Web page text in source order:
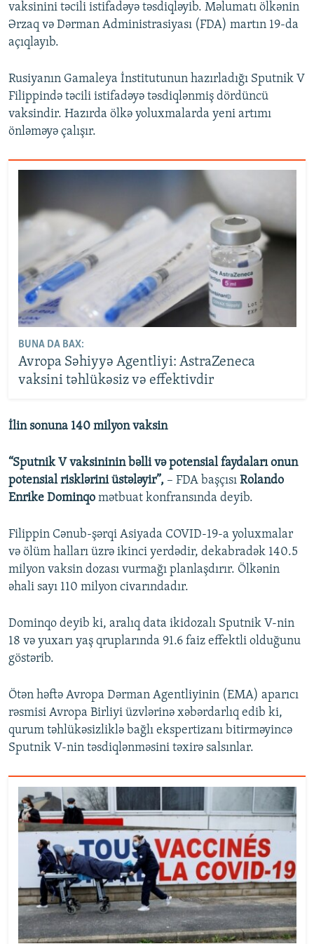
vaksinini təcili istifadəyə təsdiqləyib. Məlumatı ölkənin
Ərzaq və Dərman Administrasiyası (FDA) martın 19-da
açıqlayıb.
Rusiyanın Gamaleya İnstitutunun hazırladığı Sputnik V
Filippində təcili istifadəyə təsdiqlənmiş dördüncü
vaksindir. Hazırda ölkə yoluxmalarda yeni artımı
önləməyə çalışır.
BUNA DA BAX:
Avropa Səhiyyə Agentliyi: AstraZeneca
vaksini təhlükəsiz və effektivdir
İlin sonuna 140 milyon vaksin
“Sputnik V vaksininin bəlli və potensial faydaları onun
potensial risklərini üstələyir”, – FDA başçısı Rolando
Enrike Dominqo mətbuat konfransında deyib.
Filippin Cənub-şərqi Asiyada COVID-19-a yoluxmalar
və ölüm halları üzrə ikinci yerdədir, dekabradək 140.5
milyon vaksin dozası vurmağı planlaşdırır. Ölkənin
əhali sayı 110 milyon civarındadır.
Dominqo deyib ki, aralıq data ikidozalı Sputnik V-nin
18 və yuxarı yaş qruplarında 91.6 faiz effektli olduğunu
göstərib.
Ötən həftə Avropa Dərman Agentliyinin (EMA) aparıcı
rəsmisi Avropa Birliyi üzvlərinə xəbərdarlıq edib ki,
qurum təhlükəsizliklə bağlı ekspertizanı bitirməyincə
Sputnik V-nin təsdiqlənməsini təxirə salsınlar.